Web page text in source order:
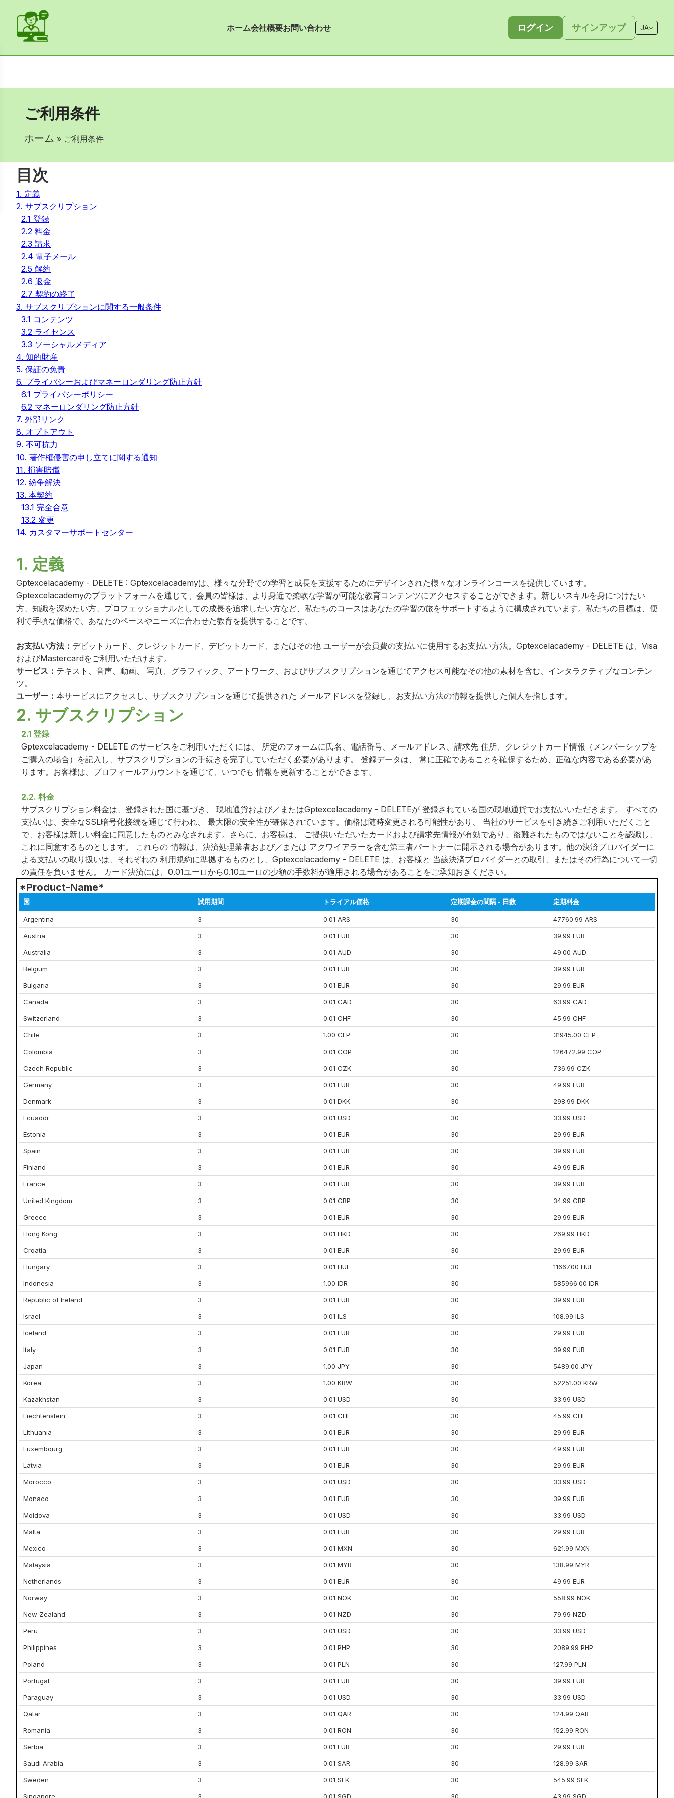
ホーム会社概要お問い合わせ ログイン サインアップ JA
ご利用条件
ホーム » ご利用条件
目次
1. 定義
2. サブスクリプション
2.1 登録
2.2 料金
2.3 請求
2.4 電子メール
2.5 解約
2.6 返金
2.7 契約の終了
3. サブスクリプションに関する一般条件
3.1 コンテンツ
3.2 ライセンス
3.3 ソーシャルメディア
4. 知的財産
5. 保証の免責
6. プライバシーおよびマネーロンダリング防止方針
6.1 プライバシーポリシー
6.2 マネーロンダリング防止方針
7. 外部リンク
8. オプトアウト
9. 不可抗力
10. 著作権侵害の申し立てに関する通知
11. 損害賠償
12. 紛争解決
13. 本契約
13.1 完全合意
13.2 変更
14. カスタマーサポートセンター
1. 定義
Gptexcelacademy - DELETE : Gptexcelacademyは、様々な分野での学習と成長を支援するためにデザインされた様々なオンラインコースを提供しています。
Gptexcelacademyのプラットフォームを通じて、会員の皆様は、より身近で柔軟な学習が可能な教育コンテンツにアクセスすることができます。新しいスキルを身につけたい
方、知識を深めたい方、プロフェッショナルとしての成長を追求したい方など、私たちのコースはあなたの学習の旅をサポートするように構成されています。私たちの目標は、便
利で手頃な価格で、あなたのペースやニーズに合わせた教育を提供することです。
お支払い方法： デビットカード、クレジットカード、デビットカード、またはその他 ユーザーが会員費の支払いに使用するお支払い方法。Gptexcelacademy - DELETE は、Visa
およびMastercardをご利用いただけます。
サービス： テキスト、音声、動画、 写真、グラフィック、アートワーク、およびサブスクリプションを通じてアクセス可能なその他の素材を含む、インタラクティブなコンテン
ツ。
ユーザー： 本サービスにアクセスし、サブスクリプションを通じて提供された メールアドレスを登録し、お支払い方法の情報を提供した個人を指します。
2. サブスクリプション
2.1 登録
Gptexcelacademy - DELETE のサービスをご利用いただくには、 所定のフォームに氏名、電話番号、メールアドレス、請求先 住所、クレジットカード情報（メンバーシップを
ご購入の場合）を記入し、サブスクリプションの手続きを完了していただく必要があります。 登録データは、 常に正確であることを確保するため、正確な内容である必要があ
ります。お客様は、プロフィールアカウントを通じて、いつでも 情報を更新することができます。
2.2. 料金
サブスクリプション料金は、登録された国に基づき、 現地通貨および／またはGptexcelacademy - DELETEが 登録されている国の現地通貨でお支払いいただきます。 すべての
支払いは、安全なSSL暗号化接続を通じて行われ、 最大限の安全性が確保されています。価格は随時変更される可能性があり、 当社のサービスを引き続きご利用いただくこと
で、お客様は新しい料金に同意したものとみなされます。さらに、お客様は、 ご提供いただいたカードおよび請求先情報が有効であり、盗難されたものではないことを認識し、
これに同意するものとします。 これらの 情報は、決済処理業者および／または アクワイアラーを含む第三者パートナーに開示される場合があります。他の決済プロバイダーに
よる支払いの取り扱いは、それぞれの 利用規約に準拠するものとし、Gptexcelacademy - DELETE は、お客様と 当該決済プロバイダーとの取引、またはその行為について一切
の責任を負いません。 カード決済には、0.01ユーロから0.10ユーロの少額の手数料が適用される場合があることをご承知おきください。
*Product-Name*
国 試用期間 トライアル価格 定期課金の間隔 - 日数 定期料金
Argentina 3 0.01 ARS 30 47760.99 ARS
Austria 3 0.01 EUR 30 39.99 EUR
Australia 3 0.01 AUD 30 49.00 AUD
Belgium 3 0.01 EUR 30 39.99 EUR
Bulgaria 3 0.01 EUR 30 29.99 EUR
Canada 3 0.01 CAD 30 63.99 CAD
Switzerland 3 0.01 CHF 30 45.99 CHF
Chile 3 1.00 CLP 30 31945.00 CLP
Colombia 3 0.01 COP 30 126472.99 COP
Czech Republic 3 0.01 CZK 30 736.99 CZK
Germany 3 0.01 EUR 30 49.99 EUR
Denmark 3 0.01 DKK 30 298.99 DKK
Ecuador 3 0.01 USD 30 33.99 USD
Estonia 3 0.01 EUR 30 29.99 EUR
Spain 3 0.01 EUR 30 39.99 EUR
Finland 3 0.01 EUR 30 49.99 EUR
France 3 0.01 EUR 30 39.99 EUR
United Kingdom 3 0.01 GBP 30 34.99 GBP
Greece 3 0.01 EUR 30 29.99 EUR
Hong Kong 3 0.01 HKD 30 269.99 HKD
Croatia 3 0.01 EUR 30 29.99 EUR
Hungary 3 0.01 HUF 30 11667.00 HUF
Indonesia 3 1.00 IDR 30 585966.00 IDR
Republic of Ireland 3 0.01 EUR 30 39.99 EUR
Israel 3 0.01 ILS 30 108.99 ILS
Iceland 3 0.01 EUR 30 29.99 EUR
Italy 3 0.01 EUR 30 39.99 EUR
Japan 3 1.00 JPY 30 5489.00 JPY
Korea 3 1.00 KRW 30 52251.00 KRW
Kazakhstan 3 0.01 USD 30 33.99 USD
Liechtenstein 3 0.01 CHF 30 45.99 CHF
Lithuania 3 0.01 EUR 30 29.99 EUR
Luxembourg 3 0.01 EUR 30 49.99 EUR
Latvia 3 0.01 EUR 30 29.99 EUR
Morocco 3 0.01 USD 30 33.99 USD
Monaco 3 0.01 EUR 30 39.99 EUR
Moldova 3 0.01 USD 30 33.99 USD
Malta 3 0.01 EUR 30 29.99 EUR
Mexico 3 0.01 MXN 30 621.99 MXN
Malaysia 3 0.01 MYR 30 138.99 MYR
Netherlands 3 0.01 EUR 30 49.99 EUR
Norway 3 0.01 NOK 30 558.99 NOK
New Zealand 3 0.01 NZD 30 79.99 NZD
Peru 3 0.01 USD 30 33.99 USD
Philippines 3 0.01 PHP 30 2089.99 PHP
Poland 3 0.01 PLN 30 127.99 PLN
Portugal 3 0.01 EUR 30 39.99 EUR
Paraguay 3 0.01 USD 30 33.99 USD
Qatar 3 0.01 QAR 30 124.99 QAR
Romania 3 0.01 RON 30 152.99 RON
Serbia 3 0.01 EUR 30 29.99 EUR
Saudi Arabia 3 0.01 SAR 30 128.99 SAR
Sweden 3 0.01 SEK 30 545.99 SEK